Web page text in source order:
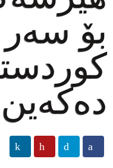
بۆ
دەکەین